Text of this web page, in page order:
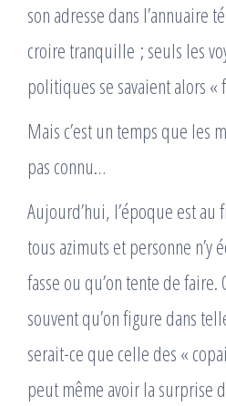
son adresse dans l’annuaire
croire tranquille ; seuls les
politiques se savaient alors «
Mais c’est un temps que les
pas connu…
Aujourd’hui, l’époque est
tous azimuts et personne n’y
fasse ou qu’on tente de
souvent qu’on figure dans
serait-ce que celle des «
peut même avoir la surprise